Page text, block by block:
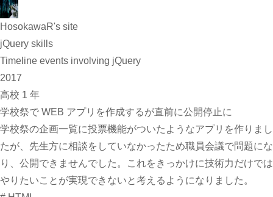
HosokawaR's site
jQuery skills
Timeline events involving jQuery
2017
高校 1 年
学校祭で WEB アプリを作成するが直前に公開停止に
学校祭の企画一覧に投票機能がついたようなアプリを作りまし
たが、先生方に相談をしていなかったため職員会議で問題にな
り、公開できませんでした。これをきっかけに技術力だけでは
やりたいことが実現できないと考えるようになりました。